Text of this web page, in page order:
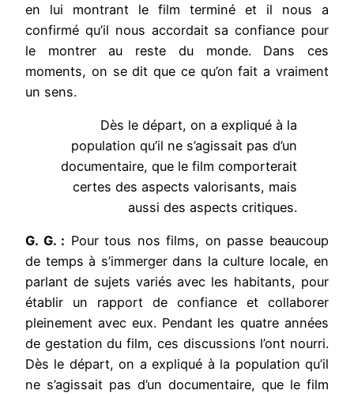
en lui montrant le film terminé et il nous a
confirmé qu’il nous accordait sa confiance pour
le montrer au reste du monde. Dans ces
moments, on se dit que ce qu’on fait a vraiment
un sens.
Dès le départ, on a expliqué à la
population qu’il ne s’agissait pas d’un
documentaire, que le film comporterait
certes des aspects valorisants, mais
aussi des aspects critiques.
G. G. : Pour tous nos films, on passe beaucoup
de temps à s’immerger dans la culture locale, en
parlant de sujets variés avec les habitants, pour
établir un rapport de confiance et collaborer
pleinement avec eux. Pendant les quatre années
de gestation du film, ces discussions l’ont nourri.
Dès le départ, on a expliqué à la population qu’il
ne s’agissait pas d’un documentaire, que le film